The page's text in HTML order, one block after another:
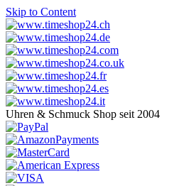
Skip to Content
Uhren & Schmuck Shop seit 2004